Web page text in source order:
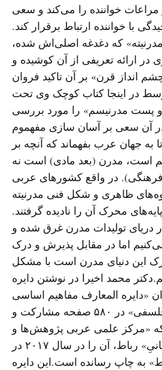
مراعات خواننده را می‌کند و سعی
با خواننده ارتباط برقرار کند.
که دغدغه اصلی‌اش شده،
ارائه تعریفی از آن کوشیده و
انداز قرن» بر آن تاکید فروان
در اینجا کتاب کوچک وی تحت
پست مدرنیسم» را مورد بررسی
آن سعی بر آسان سازی مفهموم
به جهان عرب بفهماند که آنچه بر
است، مدرن (بعد مادی) است نه
فرهنگی). در واقع کشورهای عربی
ظاهری و شکل فنی مدرنیته
محرک آن را نادیده گرفتند.
در دریای تولیدات مدرن غرق شده و
اما در مقابل پذیرش و درک
این دنیای مدرن است با مشکل
محمد اخیرا در نوشتن دایره
«دایره المعارف مفاهیم اساسی
علوم انسانی و فلسفی» در ۵۸۰ صفحه‌ مشارکت و
«مرکز علمی عربی پژوهش‌ها و
مطالعات انسانیِ» رباط، آن را در سال ۲۰۱۷ در
به چاپ رسانده است.این دایره